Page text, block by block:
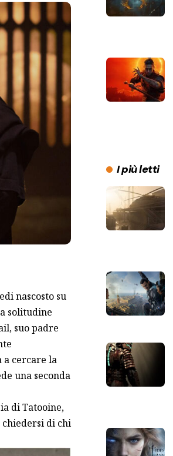
nascosto su
solitudine
suo padre
a cercare la
una seconda
di Tatooine,
chiedersi di chi
I più letti